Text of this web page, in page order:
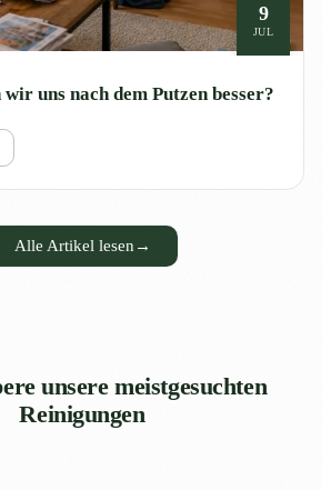
9
JUL
uns nach dem Putzen besser?
Alle Artikel lesen →
unsere meistgesuchten
Reinigungen